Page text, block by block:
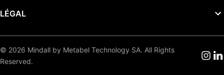
LÉGAL
© 2026 Mindall by Metabel Technology SA. All Rights
Reserved.